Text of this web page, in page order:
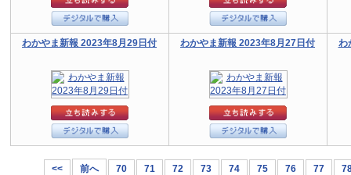
わかやま新報 2023年8月29日付 わかやま新報 2023年8月27日付 わ
<< 前へ 70 71 72 73 74 75 76 77